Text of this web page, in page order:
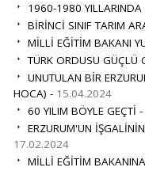
1960-1980 YILLARINDA
BİRİNCİ SINIF TARIM
MİLLİ EĞİTİM BAKANI
TÜRK ORDUSU GÜÇLÜ
UNUTULAN BİR
HOCA) - 15.04.2024
60 YILIM BÖYLE GEÇTİ -
ERZURUM'UN
17.02.2024
MİLLİ EĞİTİM